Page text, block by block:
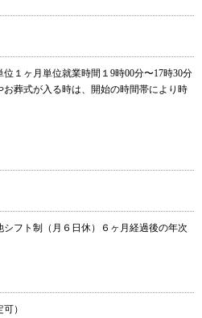
１ヶ月単位就業時間１9時00分〜17時30分
葬式が入る時は、開始の時間帯により時
フト制（月６日休）６ヶ月経過後の年次
）